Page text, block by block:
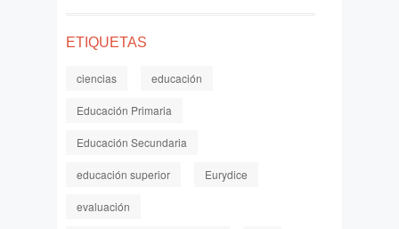
ETIQUETAS
ciencias educación
Educación Primaria
Educación Secundaria
educación superior Eurydice
evaluación